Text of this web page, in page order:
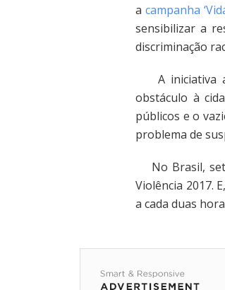
acampanha
sensibilizar a
discriminação
A iniciativa
obstáculo à
públicos e o
problema de
No Brasil,
Violência 2017.
a cada duas